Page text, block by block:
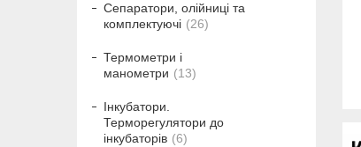
Сепаратори, олійниці та
комплектуючі
26
Термометри і
манометри
13
Інкубатори.
Терморегулятори до
інкубаторів
6